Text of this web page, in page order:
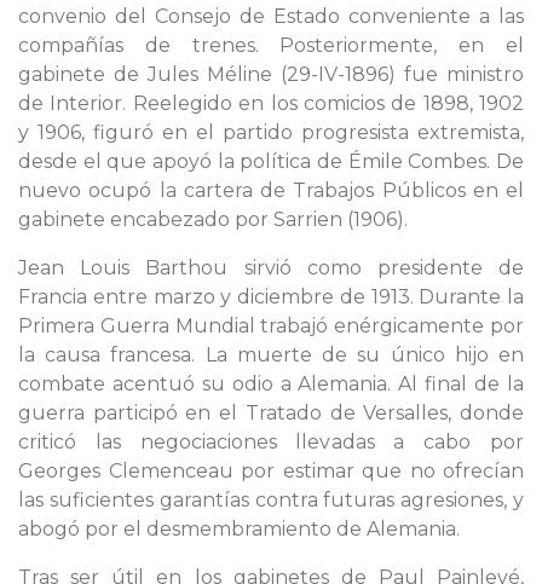
convenio del Consejo de Estado conveniente a las
compañías de trenes. Posteriormente, en el
gabinete de Jules Méline (29-IV-1896) fue ministro
de Interior. Reelegido en los comicios de 1898, 1902
y 1906, figuró en el partido progresista extremista,
desde el que apoyó la política de Émile Combes. De
nuevo ocupó la cartera de Trabajos Públicos en el
gabinete encabezado por Sarrien (1906).
Jean Louis Barthou sirvió como presidente de
Francia entre marzo y diciembre de 1913. Durante la
Primera Guerra Mundial trabajó enérgicamente por
la causa francesa. La muerte de su único hijo en
combate acentuó su odio a Alemania. Al final de la
guerra participó en el Tratado de Versalles, donde
criticó las negociaciones llevadas a cabo por
Georges Clemenceau por estimar que no ofrecían
las suficientes garantías contra futuras agresiones, y
abogó por el desmembramiento de Alemania.
Tras ser útil en los gabinetes de Paul Painlevé,